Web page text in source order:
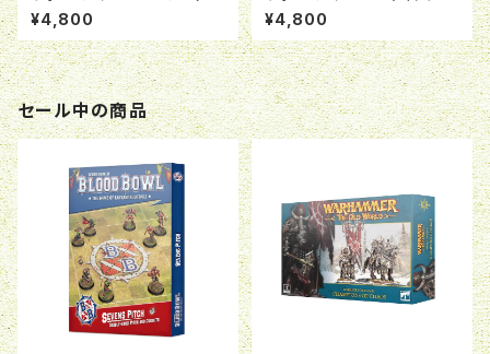
パトロール・コンパニオン（日本
語版）
¥4,800
アプルーブド ミッションデッキ2
026-27（日本語版）
¥4,800
セール中の商品